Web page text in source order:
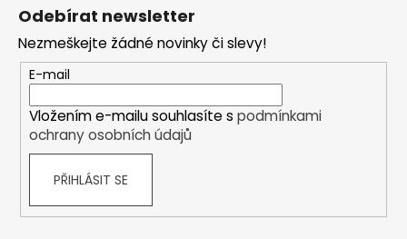
Odebírat newsletter
Nezmeškejte žádné novinky či slevy!
E-mail
Vložením e-mailu souhlasíte s podmínkami
ochrany osobních údajů
PŘIHLÁSIT SE